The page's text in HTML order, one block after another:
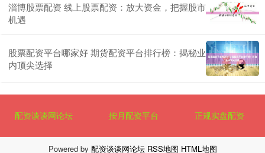
淄博股票配资 线上股票配资：放大资金，把握股市
机遇
股票配资平台哪家好 期货配资平台排行榜：揭秘业
内顶尖选择
配资谈谈网论坛 按月配资平台 正规实盘配资
Powered by 配资谈谈网论坛 RSS地图 HTML地图